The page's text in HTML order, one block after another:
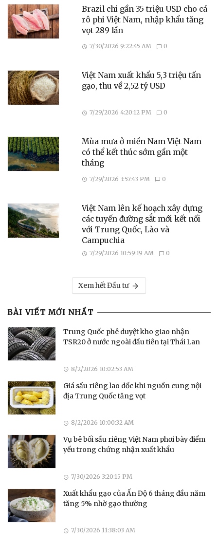
Brazil chi gần 35 triệu USD cho cá
rô phi Việt Nam, nhập khẩu tăng
vọt 289 lần
7/30/2026 9:22:45 AM 0
Việt Nam xuất khẩu 5,3 triệu tấn
gạo, thu về 2,52 tỷ USD
7/29/2026 4:20:12 PM 0
Mùa mưa ở miền Nam Việt Nam
có thể kết thúc sớm gần một
tháng
7/29/2026 3:57:43 PM 0
Việt Nam lên kế hoạch xây dựng
các tuyến đường sắt mới kết nối
với Trung Quốc, Lào và
Campuchia
7/29/2026 10:59:19 AM 0
Xem hết Đầu tư
BÀI VIẾT MỚI NHẤT
Trung Quốc phê duyệt kho giao nhận
TSR20 ở nước ngoài đầu tiên tại Thái Lan
8/2/2026 10:02:53 AM
Giá sầu riêng lao dốc khi nguồn cung nội
địa Trung Quốc tăng vọt
8/2/2026 10:00:32 AM
Vụ bê bối sầu riêng Việt Nam phơi bày điểm
yếu trong chứng nhận xuất khẩu
7/30/2026 3:20:15 PM
Xuất khẩu gạo của Ấn Độ 6 tháng đầu năm
tăng 5% nhờ gạo thường
7/30/2026 11:38:03 AM